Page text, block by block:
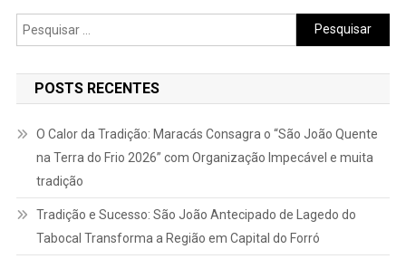
Pesquisar
por:
POSTS RECENTES
O Calor da Tradição: Maracás Consagra o “São João Quente
na Terra do Frio 2026” com Organização Impecável e muita
tradição
Tradição e Sucesso: São João Antecipado de Lagedo do
Tabocal Transforma a Região em Capital do Forró